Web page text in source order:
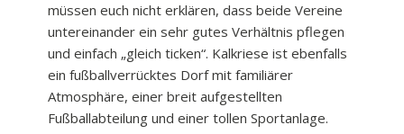
müssen euch nicht erklären, dass beide Vereine
untereinander ein sehr gutes Verhältnis pflegen
und einfach „gleich ticken“. Kalkriese ist ebenfalls
ein fußballverrücktes Dorf mit familiärer
Atmosphäre, einer breit aufgestellten
Fußballabteilung und einer tollen Sportanlage.